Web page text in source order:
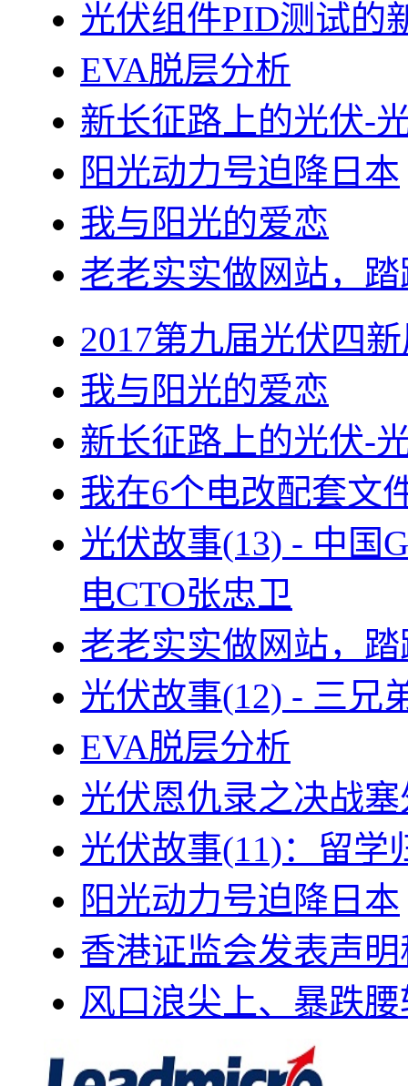
光伏组件PID测试的
EVA脱层分析
新长征路上的光伏-
阳光动力号迫降日本
我与阳光的爱恋
老老实实做网站，
2017第九届光伏四
我与阳光的爱恋
新长征路上的光伏-
我在6个电改配套文
光伏故事(13) - 中国
电CTO张忠卫
老老实实做网站，
光伏故事(12) - 三兄
EVA脱层分析
光伏恩仇录之决战
光伏故事(11)：留学
阳光动力号迫降日本
香港证监会发表声
风口浪尖上、暴跌